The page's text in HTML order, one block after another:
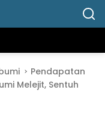
Pendapatan
Melejit, Sentuh